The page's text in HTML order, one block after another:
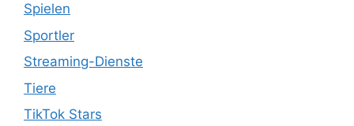
Spielen
Sportler
Streaming-Dienste
Tiere
TikTok Stars